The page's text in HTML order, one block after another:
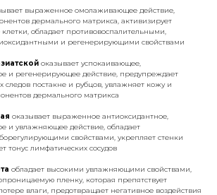
выраженное омолаживающее действие,
дермального матрикса, активизирует
обладает противовоспалительными,
и регенерирующими свойствами
оказывает успокаивающее,
и регенерирующее действие, предупреждает
следов постакне и рубцов, увлажняет кожу и
дермального матрикса
оказывает выраженное антиоксидантное,
и увлажняющее действие, обладает
свойствами, укрепляет стенки
тонус лимфатических сосудов
обладает высокими увлажняющими свойствами,
пленку, которая препятствует
влаги, предотвращает негативное воздействия